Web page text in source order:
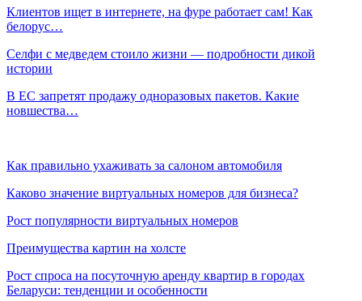
Клиентов ищет в интернете, на фуре работает сам! Как
белорус…
Селфи с медведем стоило жизни — подробности дикой
истории
В ЕС запретят продажу одноразовых пакетов. Какие
новшества…
Как правильно ухаживать за салоном автомобиля
Каково значение виртуальных номеров для бизнеса?
Рост популярности виртуальных номеров
Преимущества картин на холсте
Рост спроса на посуточную аренду квартир в городах
Беларуси: тенденции и особенности